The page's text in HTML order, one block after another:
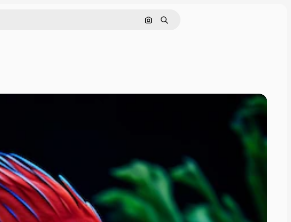
Pesquisar por imagem
Buscar